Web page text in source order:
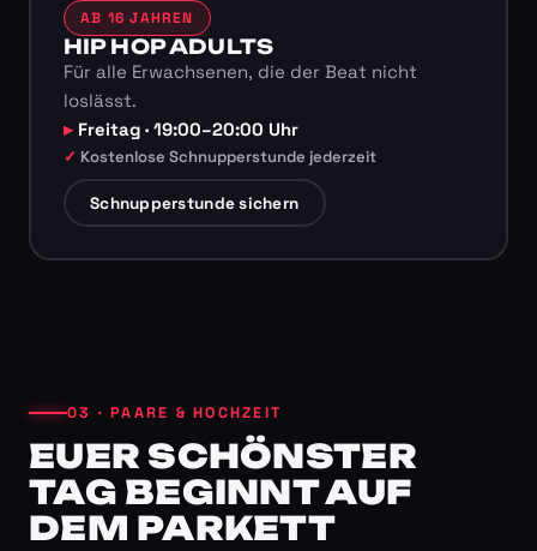
AB 16 JAHREN
HIP HOP ADULTS
Für alle Erwachsenen, die der Beat nicht
loslässt.
Freitag · 19:00–20:00 Uhr
Kostenlose Schnupperstunde jederzeit
Schnupperstunde sichern
03 · PAARE & HOCHZEIT
EUER SCHÖNSTER
TAG BEGINNT AUF
DEM PARKETT